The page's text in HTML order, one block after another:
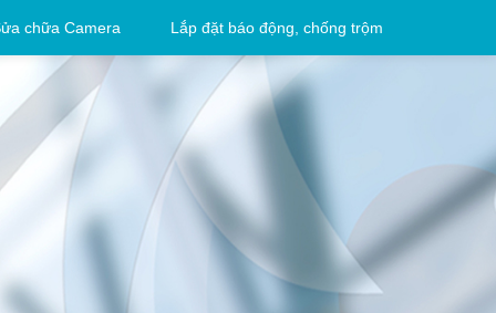
chữa Camera Lắp đặt báo động, chống trộm